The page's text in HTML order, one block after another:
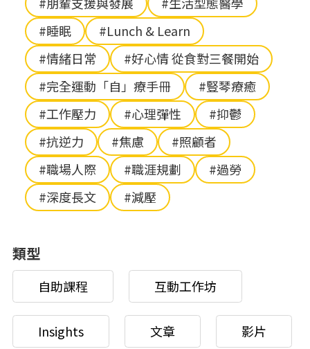
#睡眠
#Lunch & Learn
#情緒日常
#好心情 從食對三餐開始
#完全運動「自」療手冊
#豎琴療癒
#工作壓力
#心理彈性
#抑鬱
#抗逆力
#焦慮
#照顧者
#職場人際
#職涯規劃
#過勞
#深度長文
#減壓
類型
自助課程 互動工作坊
Insights 文章 影片